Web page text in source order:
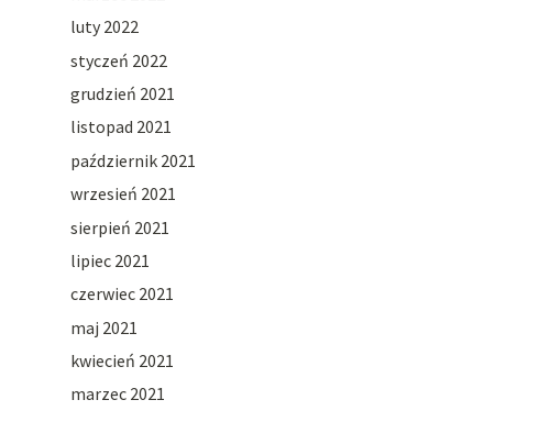
luty 2022
styczeń 2022
grudzień 2021
listopad 2021
październik 2021
wrzesień 2021
sierpień 2021
lipiec 2021
czerwiec 2021
maj 2021
kwiecień 2021
marzec 2021